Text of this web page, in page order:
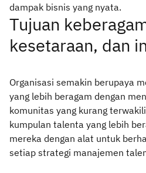
dampak bisnis yang nyata.
Tujuan
kesetaraan, dan
Organisasi semakin berupaya
yang lebih beragam dengan
komunitas yang kurang
kumpulan talenta yang lebih
mereka dengan alat untuk
setiap strategi manajemen